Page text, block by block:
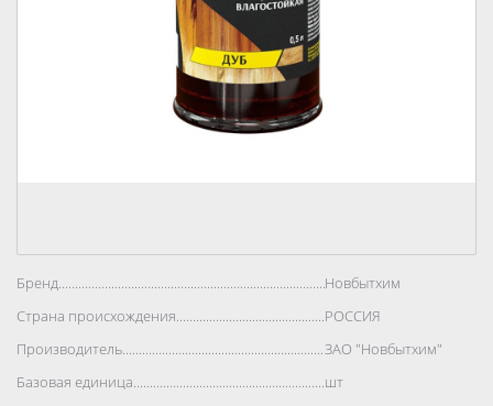
Бренд..................................................................................Новбытхим
Страна происхождения..................................................................................
РОССИЯ
Производитель..................................................................................
ЗАО "Новбытхим"
Базовая единица..................................................................................
шт